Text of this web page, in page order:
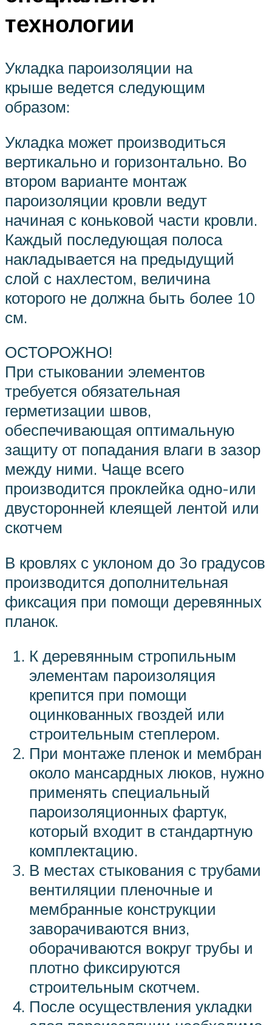
технологии
Укладка пароизоляции на
крыше ведется следующим
образом:
Укладка может производиться
вертикально и горизонтально. Во
втором варианте монтаж
пароизоляции кровли ведут
начиная с коньковой части кровли.
Каждый последующая полоса
накладывается на предыдущий
слой с нахлестом, величина
которого не должна быть более 10
см.
ОСТОРОЖНО!
При стыковании элементов
требуется обязательная
герметизации швов,
обеспечивающая оптимальную
защиту от попадания влаги в зазор
между ними. Чаще всего
производится проклейка одно-или
двусторонней клеящей лентой или
скотчем
В кровлях с уклоном до 3о градусов
производится дополнительная
фиксация при помощи деревянных
планок.
К деревянным стропильным
элементам пароизоляция
крепится при помощи
оцинкованных гвоздей или
строительным степлером.
При монтаже пленок и мембран
около мансардных люков, нужно
применять специальный
пароизоляционных фартук,
который входит в стандартную
комплектацию.
В местах стыкования с трубами
вентиляции пленочные и
мембранные конструкции
заворачиваются вниз,
оборачиваются вокруг трубы и
плотно фиксируются
строительным скотчем.
После осуществления укладки